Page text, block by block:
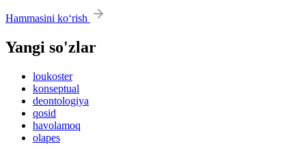
Hammasini ko‘rish
Yangi so'zlar
loukoster
konseptual
deontologiya
qosid
havolamoq
olapes